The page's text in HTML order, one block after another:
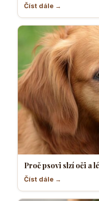
Číst dále →
Proč psovi slzí oči a
Číst dále →